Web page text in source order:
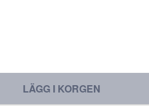
LÄGG I KORGEN